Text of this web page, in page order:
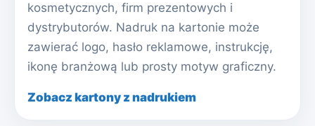
kosmetycznych, firm prezentowych i
dystrybutorów. Nadruk na kartonie może
zawierać logo, hasło reklamowe, instrukcję,
ikonę branżową lub prosty motyw graficzny.
Zobacz kartony z nadrukiem